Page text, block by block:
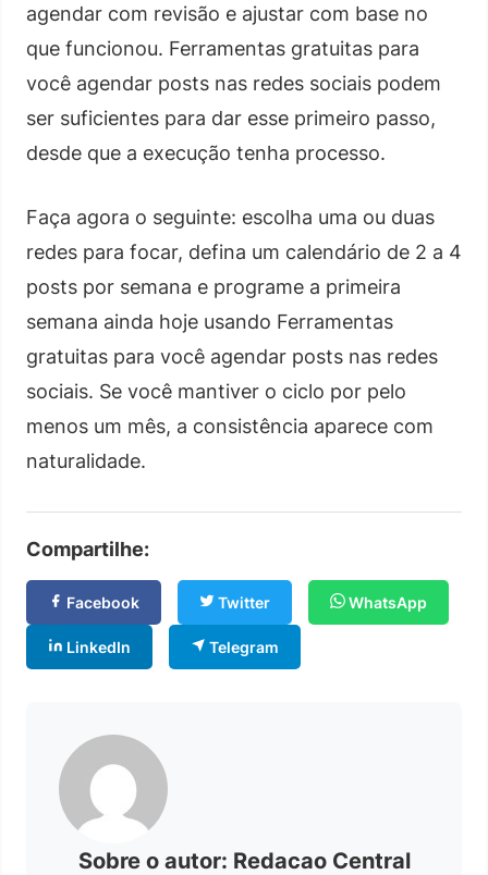
agendar com revisão e ajustar com base no
que funcionou. Ferramentas gratuitas para
você agendar posts nas redes sociais podem
ser suficientes para dar esse primeiro passo,
desde que a execução tenha processo.
Faça agora o seguinte: escolha uma ou duas
redes para focar, defina um calendário de 2 a 4
posts por semana e programe a primeira
semana ainda hoje usando Ferramentas
gratuitas para você agendar posts nas redes
sociais. Se você mantiver o ciclo por pelo
menos um mês, a consistência aparece com
naturalidade.
Compartilhe:
Facebook Twitter WhatsApp
LinkedIn Telegram
Sobre o autor: Redacao Central